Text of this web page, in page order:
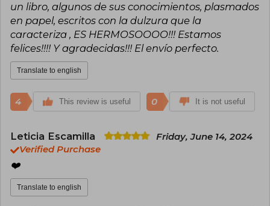
un libro, algunos de sus conocimientos, plasmados
en papel, escritos con la dulzura que la
caracteriza , ES HERMOSOOOO!!! Estamos
felices!!!! Y agradecidas!!! El envío perfecto.
Translate to english
4 This review is useful 0 It is not useful
Leticia Escamilla
Friday, June 14, 2024
Verified Purchase
❤️‍
Translate to english